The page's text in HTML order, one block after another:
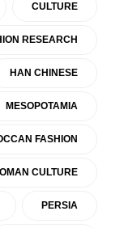
CULTURE
RESEARCH
HAN CHINESE
MESOPOTAMIA
FASHION
CULTURE
PERSIA